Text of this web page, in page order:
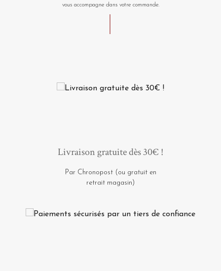
vous accompagne dans votre commande.
Livraison gratuite dès 30€ !
Par Chronopost (ou gratuit en
retrait magasin)